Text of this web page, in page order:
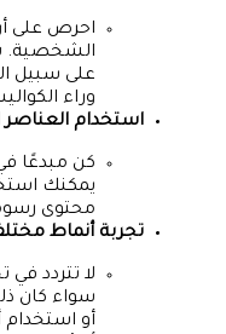
احرص على
الشخصية.
على سبيل
وراء
استخدام العناصر
كن مبدعًا
محتوى
تجربة أنماط
لا تتردد
سواء كان
أو استخدام